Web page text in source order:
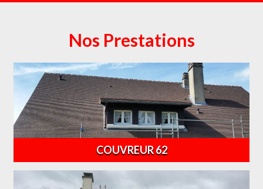
Nos Prestations
COUVREUR 62